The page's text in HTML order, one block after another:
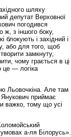
шляху
депутат Верховної
погодився
ж, з іншого боку,
блокують і західний і
або для того, щоб
замкнуту,
чому грається в ці
це — логіка
Льовочкіна. Але там
приймає
важко, тому що усі
а-ля Білорусь».